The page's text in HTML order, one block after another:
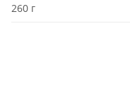
260 г